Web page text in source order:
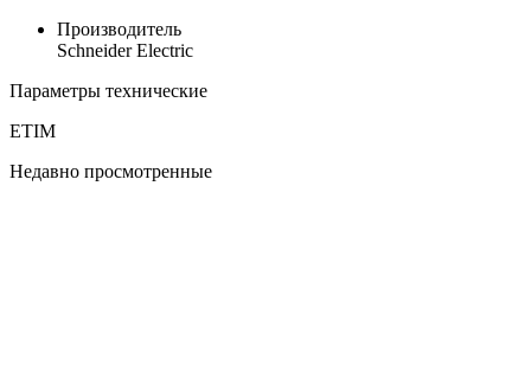
Производитель
Schneider Electric
Параметры технические
ETIM
Недавно просмотренные